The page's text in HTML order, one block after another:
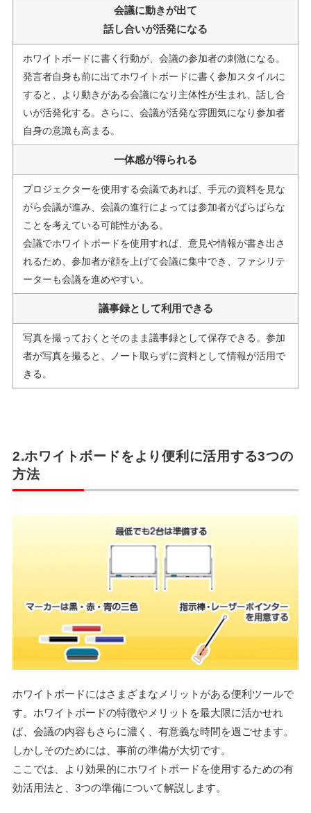
会議に動きが出て
話し合いが活発になる
ホワイトボードに書く行動が、会議の参加者の刺激になる。
発言者自身も前に出てホワイトボードに書く参加スタイルに
すると、より動きがある会議になり主体性が生まれ、話し合
いが活発化する。さらに、会議が活発な雰囲気になり参加者
自身の意識も高まる。
一体感が得られる
プロジェクターを使用する会議であれば、手元の資料を見な
がら会議が進み、会議の進行によっては参加者がばらばらな
ことを考えている可能性がある。
会議でホワイトボードを使用すれば、意見や情報が書き出さ
れるため、参加者が顔を上げて会議に集中でき、ファシリテ
ーターも会議を進めやすい。
議事録として利用できる
写真を撮っておくとそのまま議事録として保存できる。参加
者が写真を撮ると、ノート取らずに資料として情報が活用で
きる。
2.ホワイトボードをより便利に活用する3つの
方法
ホワイトボードにはさまざまなメリットがある便利ツールで
す。ホワイトボードの特徴やメリットを最大限に活かせれ
ば、会議の内容もさらに濃く、有意義な時間を過ごせます。
しかしそのためには、事前の準備が大切です。
ここでは、より効果的にホワイトボードを使用するための有
効活用法と、3つの準備について解説します。